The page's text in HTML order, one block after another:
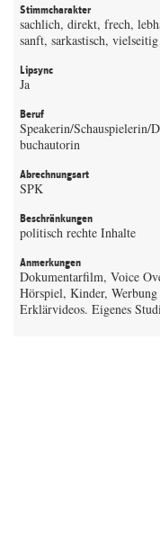
Stimmcharakter
sachlich, direkt, frech,
sanft, sarkastisch, vielseitig
Lipsync
Ja
Beruf
Speakerin/Schauspielerin/
buchautorin
Abrechnungsart
SPK
Beschränkungen
politisch rechte Inhalte
Anmerkungen
Dokumentarfilm, Voice
Hörspiel, Kinder, Werbung
Erklärvideos. Eigenes